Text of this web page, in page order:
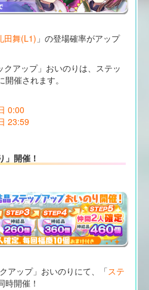
田舞(L1) 」の登場確率がアップ
アップ」おいのりは、ステッ
催されます。
0:00
23:59
」開催！
アップ」おいのりにて、「ステ
時開催！